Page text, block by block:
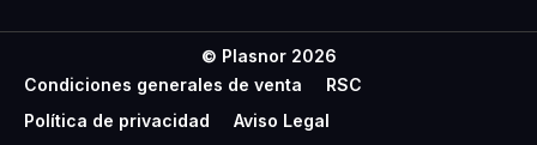
© Plasnor 2026
Condiciones generales de venta
RSC
Política de privacidad
Aviso Legal